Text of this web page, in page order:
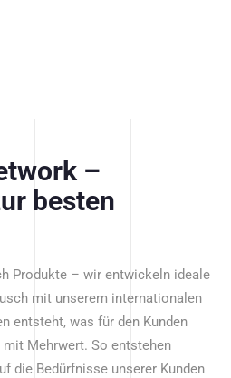
–
besten
Produkte – wir entwickeln ideale
mit unserem internationalen
entsteht, was für den Kunden
Mehrwert. So entstehen
die Bedürfnisse unserer Kunden